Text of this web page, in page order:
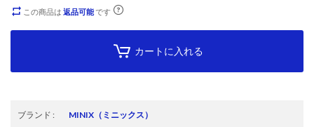
この商品は 返品可能です
カートに入れる
ブランド : MINIX （ミニックス）